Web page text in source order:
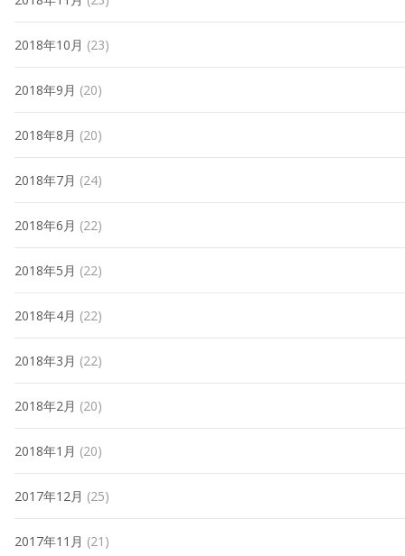
2018年10月 (23)
2018年9月 (20)
2018年8月 (20)
2018年7月 (24)
2018年6月 (22)
2018年5月 (22)
2018年4月 (22)
2018年3月 (22)
2018年2月 (20)
2018年1月 (20)
2017年12月 (25)
2017年11月 (21)